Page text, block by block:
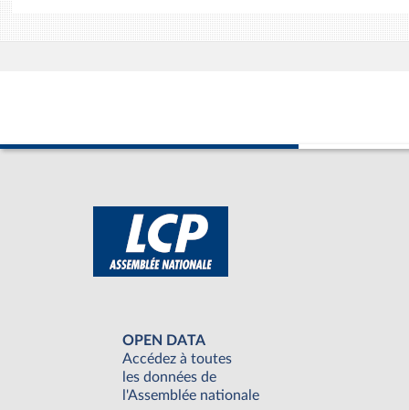
OPEN DATA
Accédez à toutes
les données de
l'Assemblée nationale